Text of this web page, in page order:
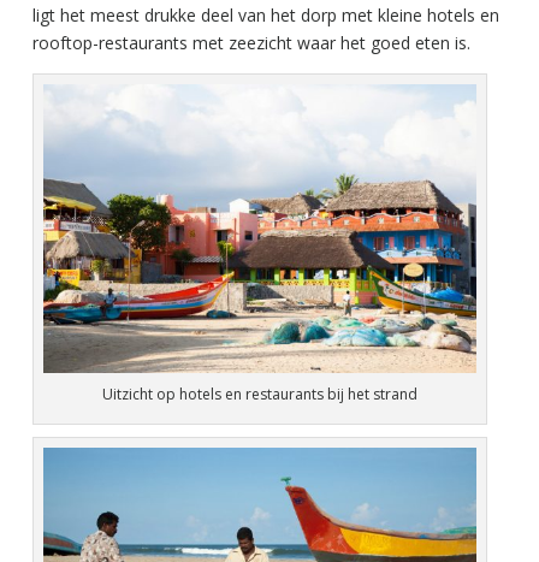
ligt het meest drukke deel van het dorp met kleine hotels en
rooftop-restaurants met zeezicht waar het goed eten is.
Uitzicht op hotels en restaurants bij het strand